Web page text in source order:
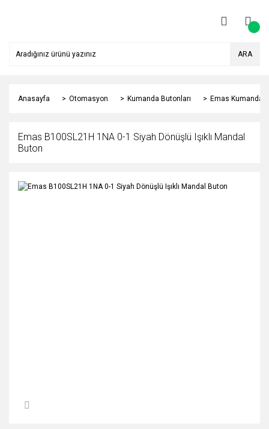
ARA
Anasayfa Otomasyon Kumanda Butonları Emas Kumanda
Emas B100SL21H 1NA 0-1 Siyah Dönüşlü Işıklı Mandal
Buton